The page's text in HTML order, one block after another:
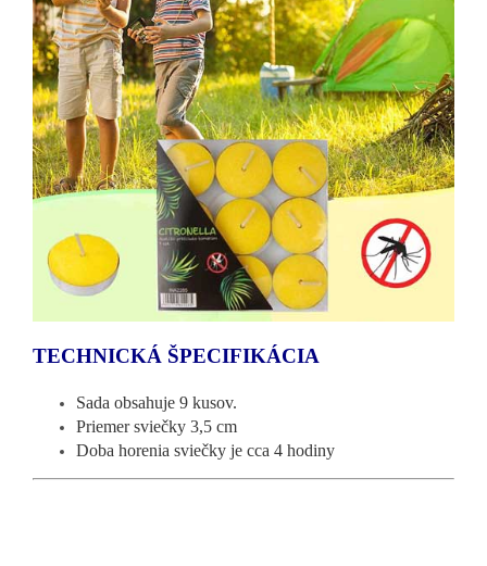
TECHNICKÁ ŠPECIFIKÁCIA
Sada obsahuje 9 kusov.
Priemer sviečky 3,5 cm
Doba horenia sviečky je cca 4 hodiny